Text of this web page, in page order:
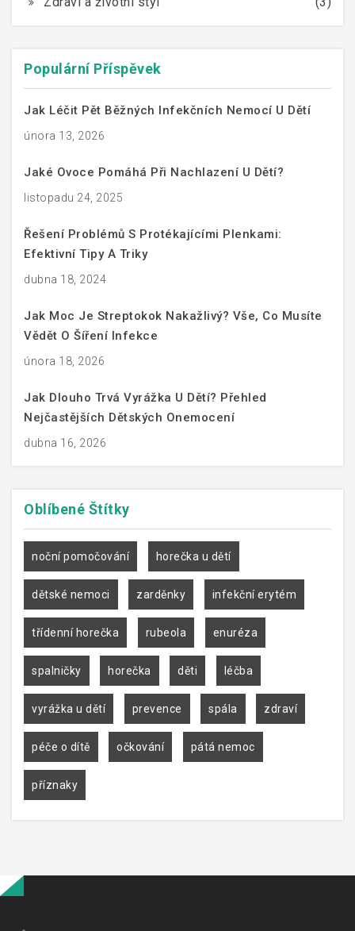
Populární Příspěvek
Jak Léčit Pět Běžných Infekčních Nemocí U Dětí
února 13, 2026
Jaké Ovoce Pomáhá Při Nachlazení U Dětí?
listopadu 24, 2025
Řešení Problémů S Protékajícími Plenkami:
Efektivní Tipy A Triky
dubna 18, 2024
Jak Moc Je Streptokok Nakažlivý? Vše, Co Musíte
Vědět O Šíření Infekce
února 18, 2026
Jak Dlouho Trvá Vyrážka U Dětí? Přehled
Nejčastějších Dětských Onemocení
dubna 16, 2026
Oblíbené Štítky
noční pomočování horečka u dětí
dětské nemoci zarděnky infekční erytém
třídenní horečka rubeola enuréza
spalničky horečka děti léčba
vyrážka u dětí prevence spála zdraví
péče o dítě očkování pátá nemoc
příznaky